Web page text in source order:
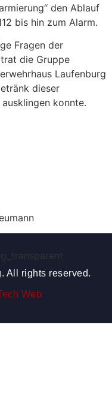
den Ablauf
bis hin zum Alarm.
Fragen der
die Gruppe
Laufenburg
dieser
konnte.
All rights reserved.
Web